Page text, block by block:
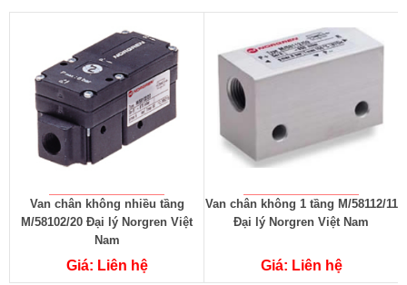
Van chân không nhiều tầng
M/58102/20 Đại lý Norgren Việt
Nam
Giá: Liên hệ
Van chân không 1 tầng M/58112/11
Đại lý Norgren Việt Nam
Giá: Liên hệ